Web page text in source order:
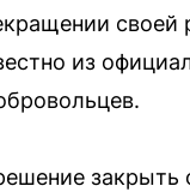
своей
из
закрыть